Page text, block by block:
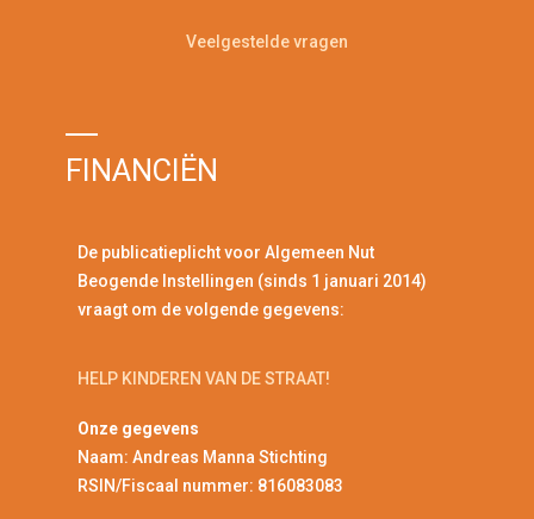
Veelgestelde vragen
FINANCIËN
De publicatieplicht voor Algemeen Nut
Beogende Instellingen (sinds 1 januari 2014)
vraagt om de volgende gegevens:
HELP KINDEREN VAN DE STRAAT!
Onze gegevens
Naam: Andreas Manna Stichting
RSIN/Fiscaal nummer: 816083083